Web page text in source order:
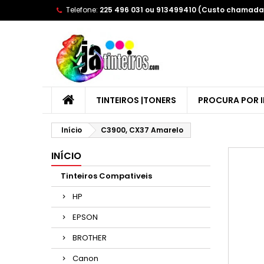
Telefone: 225 496 031 ou 913499410 (Custo
TINTEIROS |TONERS PROCURA POR
Início C3900, CX37 Amarelo
INÍCIO
Tinteiros Compativeis
HP
EPSON
BROTHER
Canon